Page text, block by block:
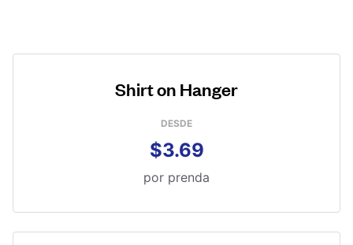
Shirt on Hanger
DESDE
$3.69
por prenda